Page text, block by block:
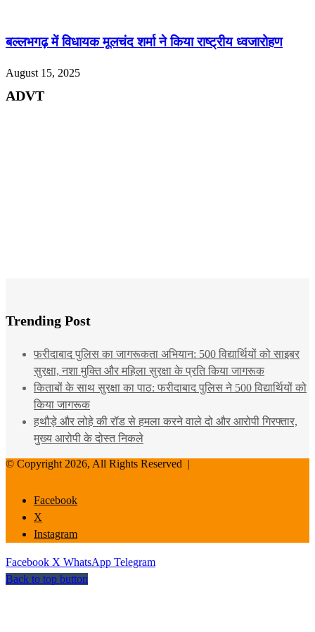
बल्लभगढ़ में विधायक मूलचंद शर्मा ने किया राष्ट्रीय ध्वजारोहण
August 15, 2025
ADVT
Trending Post
फरीदाबाद पुलिस का जागरूकता अभियान: 500 विद्यार्थियों को साइबर
सुरक्षा, नशा मुक्ति और महिला सुरक्षा के प्रति किया जागरूक
किताबों के साथ सुरक्षा का पाठ: फरीदाबाद पुलिस ने 500 विद्यार्थियों को
किया जागरूक
हथौड़े और लोहे की रॉड से हमला करने वाले दो और आरोपी गिरफ्तार,
मुख्य आरोपी के दोस्त निकले
© Copyright 2026, All Rights Reserved |
Facebook
X
Instagram
Facebook X WhatsApp Telegram
Back to top button